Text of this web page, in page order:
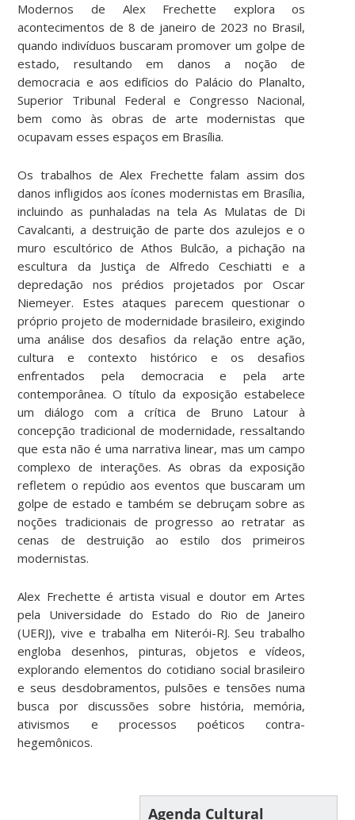
Modernos de Alex Frechette explora os
acontecimentos de 8 de janeiro de 2023 no Brasil,
quando indivíduos buscaram promover um golpe de
estado, resultando em danos a noção de
democracia e aos edifícios do Palácio do Planalto,
Superior Tribunal Federal e Congresso Nacional,
bem como às obras de arte modernistas que
ocupavam esses espaços em Brasília.
Os trabalhos de Alex Frechette falam assim dos
danos infligidos aos ícones modernistas em Brasília,
incluindo as punhaladas na tela As Mulatas de Di
Cavalcanti, a destruição de parte dos azulejos e o
muro escultórico de Athos Bulcão, a pichação na
escultura da Justiça de Alfredo Ceschiatti e a
depredação nos prédios projetados por Oscar
Niemeyer. Estes ataques parecem questionar o
próprio projeto de modernidade brasileiro, exigindo
uma análise dos desafios da relação entre ação,
cultura e contexto histórico e os desafios
enfrentados pela democracia e pela arte
contemporânea. O título da exposição estabelece
um diálogo com a crítica de Bruno Latour à
concepção tradicional de modernidade, ressaltando
que esta não é uma narrativa linear, mas um campo
complexo de interações. As obras da exposição
refletem o repúdio aos eventos que buscaram um
golpe de estado e também se debruçam sobre as
noções tradicionais de progresso ao retratar as
cenas de destruição ao estilo dos primeiros
modernistas.
Alex Frechette é artista visual e doutor em Artes
pela Universidade do Estado do Rio de Janeiro
(UERJ), vive e trabalha em Niterói-RJ. Seu trabalho
engloba desenhos, pinturas, objetos e vídeos,
explorando elementos do cotidiano social brasileiro
e seus desdobramentos, pulsões e tensões numa
busca por discussões sobre história, memória,
ativismos e processos poéticos contra-
hegemônicos.
Agenda Cultural